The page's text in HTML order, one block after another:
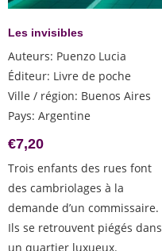
Les invisibles
Auteurs: Puenzo Lucia
Éditeur: Livre de poche
Ville / région: Buenos Aires
Pays: Argentine
€7,20
Trois enfants des rues font
des cambriolages à la
demande d’un commissaire.
Ils se retrouvent piégés dans
un quartier luxueux.